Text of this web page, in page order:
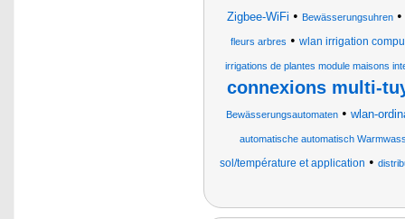
Zigbee-WiFi • Bewässerungsuhren•
fleurs arbres • wlan irrigation
irrigations de plantes module maisons
connexions multi-
Bewässerungsautomaten• wlan-
automatische automatisch
sol/température et application •